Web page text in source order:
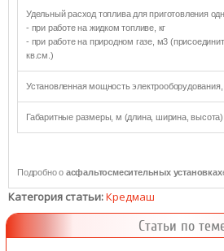
Удельный расход топлива для приготовления
- при работе на жидком топливе, кг
- при работе на природном газе, м3
кв.см.)
Установленная мощность электрооборудования,
Габаритные размеры, м (длина, ширина,
Подробно о асфальтосмесительных установках
Категория статьи:Кредмаш
Статьи по